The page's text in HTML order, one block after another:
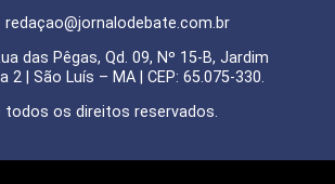
redaçao@jornalodebate.com.br
das Pêgas, Qd. 09, Nº 15-B, Jardim
2 | São Luís – MA | CEP: 65.075-330.
todos os direitos reservados.